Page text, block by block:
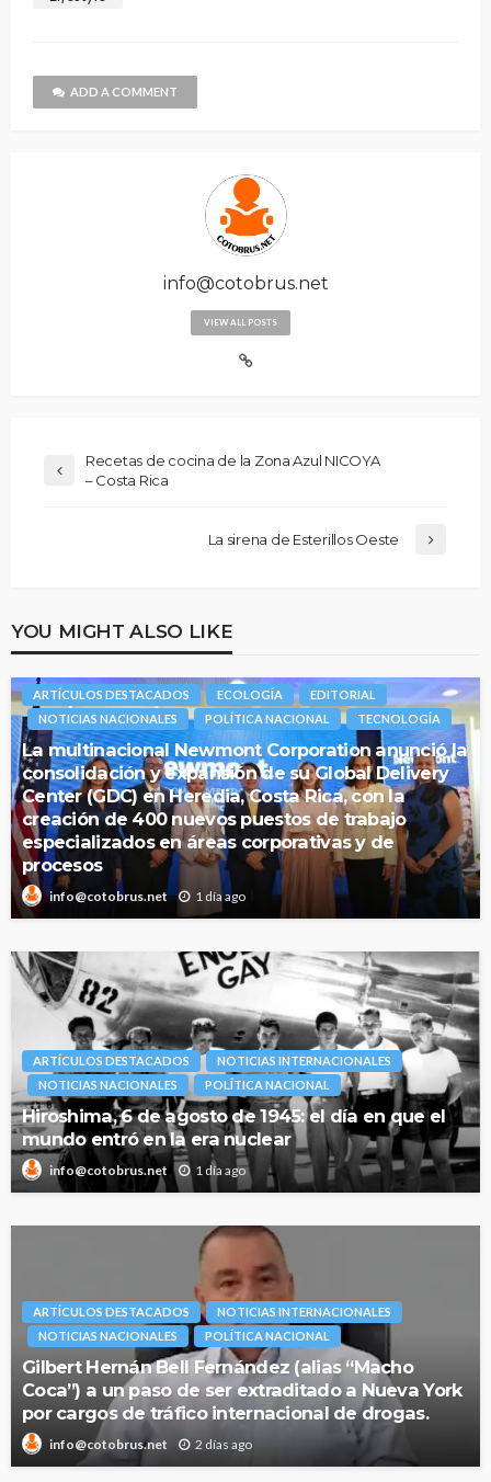
ADD A COMMENT
info@cotobrus.net
VIEW ALL POSTS
Recetas de cocina de la Zona Azul NICOYA
– Costa Rica
La sirena de Esterillos Oeste
YOU MIGHT ALSO LIKE
ARTÍCULOS DESTACADOS ECOLOGÍA
EDITORIAL
NOTICIAS NACIONALES
POLÍTICA NACIONAL TECNOLOGÍA
La multinacional Newmont Corporation anunció la
consolidación y expansión de su Global Delivery
Center (GDC) en Heredia, Costa Rica, con la
creación de 400 nuevos puestos de trabajo
especializados en áreas corporativas y de
procesos
info@cotobrus.net 1 día ago
ARTÍCULOS DESTACADOS
NOTICIAS INTERNACIONALES
NOTICIAS NACIONALES
POLÍTICA NACIONAL
Hiroshima, 6 de agosto de 1945: el día en que el
mundo entró en la era nuclear
info@cotobrus.net 1 día ago
ARTÍCULOS DESTACADOS
NOTICIAS INTERNACIONALES
NOTICIAS NACIONALES
POLÍTICA NACIONAL
Gilbert Hernán Bell Fernández (alias “Macho
Coca”) a un paso de ser extraditado a Nueva York
por cargos de tráfico internacional de drogas.
info@cotobrus.net 2 días ago